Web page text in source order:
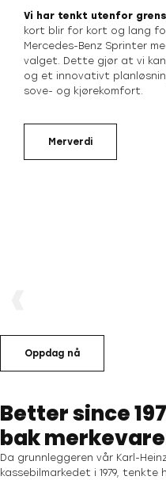
Vi har tenkt utenfor
kort blir for kort og lang
Mercedes-Benz Sprinter
valget. Dette gjør at vi
og et innovativt
sove- og kjørekomfort.
Merverdi
Oppdag nå
Better since
bak
Da grunnleggeren vår Karl-
kassebilmarkedet i 1979,